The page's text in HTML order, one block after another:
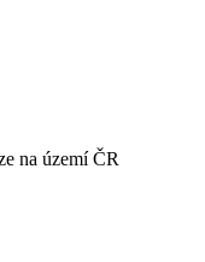
na území ČR